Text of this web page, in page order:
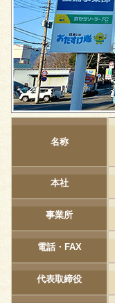
名称
本社
事業所
電話・FAX
代表取締役